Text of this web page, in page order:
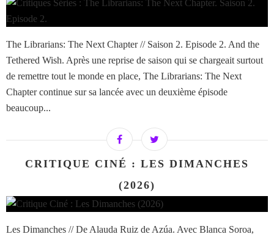
The Librarians: The Next Chapter // Saison 2. Episode 2. And the
Tethered Wish. Après une reprise de saison qui se chargeait surtout
de remettre tout le monde en place, The Librarians: The Next
Chapter continue sur sa lancée avec un deuxième épisode
beaucoup...
CRITIQUE CINÉ : LES DIMANCHES
(2026)
Les Dimanches // De Alauda Ruiz de Azúa. Avec Blanca Soroa,